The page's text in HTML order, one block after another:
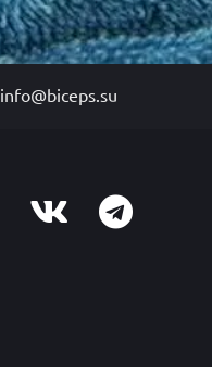
info@biceps.su